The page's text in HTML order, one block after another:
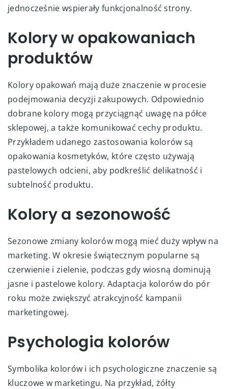
jednocześnie wspierały funkcjonalność strony.
Kolory w opakowaniach
produktów
Kolory opakowań mają duże znaczenie w procesie
podejmowania decyzji zakupowych. Odpowiednio
dobrane kolory mogą przyciągnąć uwagę na półce
sklepowej, a także komunikować cechy produktu.
Przykładem udanego zastosowania kolorów są
opakowania kosmetyków, które często używają
pastelowych odcieni, aby podkreślić delikatność i
subtelność produktu.
Kolory a sezonowość
Sezonowe zmiany kolorów mogą mieć duży wpływ na
marketing. W okresie świątecznym popularne są
czerwienie i zielenie, podczas gdy wiosną dominują
jasne i pastelowe kolory. Adaptacja kolorów do pór
roku może zwiększyć atrakcyjność kampanii
marketingowej.
Psychologia kolorów
Symbolika kolorów i ich psychologiczne znaczenie są
kluczowe w marketingu. Na przykład, żółty